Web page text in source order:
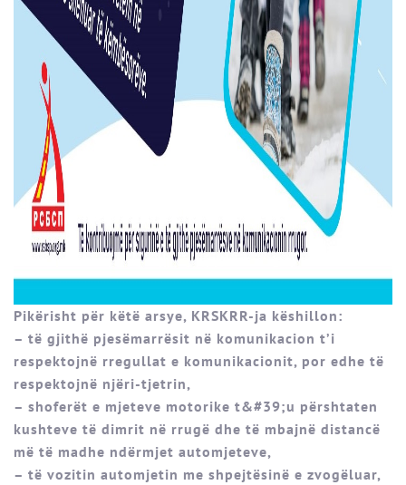
Pikërisht për këtë arsye, KRSKRR-ja këshillon:
– të gjithë pjesëmarrësit në komunikacion t’i
respektojnë rregullat e komunikacionit, por edhe të
respektojnë njëri-tjetrin,
– shoferët e mjeteve motorike t&#39;u përshtaten
kushteve të dimrit në rrugë dhe të mbajnë distancë
më të madhe ndërmjet automjeteve,
– të vozitin automjetin me shpejtësinë e zvogëluar,